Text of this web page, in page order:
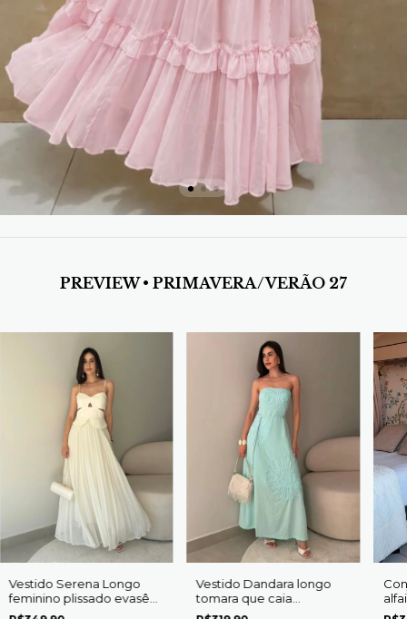
PREVIEW • PRIMAVERA/VERÃO 27
Vestido Serena Longo
feminino plissado evasê
alças finas
Vestido Dandara longo
tomara que caia
Viscolinho cinto cordão